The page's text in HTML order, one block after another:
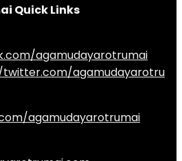
Quick Links
agamudayarotrumai
agamudayarotru
agamudayarotrumai